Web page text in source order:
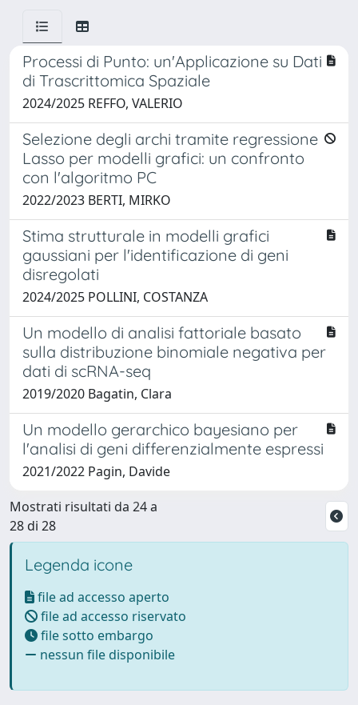
Processi di Punto: un'Applicazione su Dati
di Trascrittomica Spaziale
2024/2025 REFFO, VALERIO
Selezione degli archi tramite regressione
Lasso per modelli grafici: un confronto
con l'algoritmo PC
2022/2023 BERTI, MIRKO
Stima strutturale in modelli grafici
gaussiani per l'identificazione di geni
disregolati
2024/2025 POLLINI, COSTANZA
Un modello di analisi fattoriale basato
sulla distribuzione binomiale negativa per
dati di scRNA-seq
2019/2020 Bagatin, Clara
Un modello gerarchico bayesiano per
l'analisi di geni differenzialmente espressi
2021/2022 Pagin, Davide
Mostrati risultati da 24 a
28 di 28
Legenda icone
file ad accesso aperto
file ad accesso riservato
file sotto embargo
nessun file disponibile